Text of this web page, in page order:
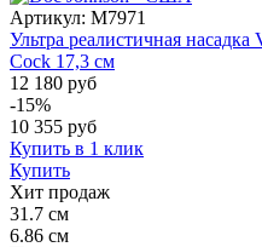
Артикул: M7971
Ультра реалистичная
Cock 17,3 см
12 180 руб
-15%
10 355 руб
Купить в 1 клик
Купить
Хит продаж
31.7 см
6.86 см